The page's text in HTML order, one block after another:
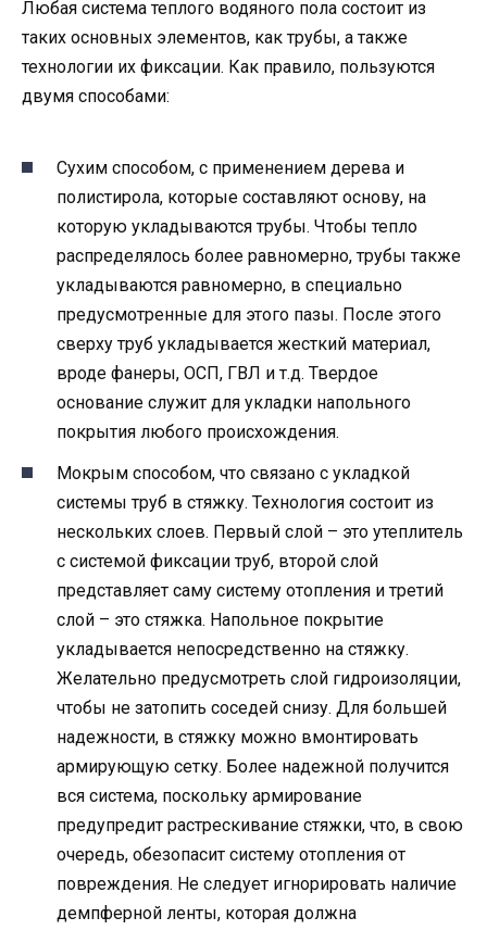
Любая система теплого водяного пола состоит из
таких основных элементов, как трубы, а также
технологии их фиксации. Как правило, пользуются
двумя способами:
Сухим способом, с применением дерева и
полистирола, которые составляют основу, на
которую укладываются трубы. Чтобы тепло
распределялось более равномерно, трубы также
укладываются равномерно, в специально
предусмотренные для этого пазы. После этого
сверху труб укладывается жесткий материал,
вроде фанеры, ОСП, ГВЛ и т.д. Твердое
основание служит для укладки напольного
покрытия любого происхождения.
Мокрым способом, что связано с укладкой
системы труб в стяжку. Технология состоит из
нескольких слоев. Первый слой – это утеплитель
с системой фиксации труб, второй слой
представляет саму систему отопления и третий
слой – это стяжка. Напольное покрытие
укладывается непосредственно на стяжку.
Желательно предусмотреть слой гидроизоляции,
чтобы не затопить соседей снизу. Для большей
надежности, в стяжку можно вмонтировать
армирующую сетку. Более надежной получится
вся система, поскольку армирование
предупредит растрескивание стяжки, что, в свою
очередь, обезопасит систему отопления от
повреждения. Не следует игнорировать наличие
демпферной ленты, которая должна